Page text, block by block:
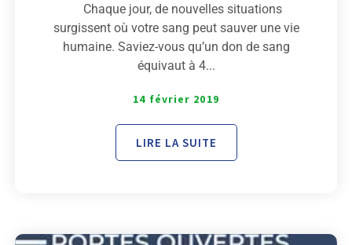
Chaque jour, de nouvelles situations
surgissent où votre sang peut sauver une vie
humaine. Saviez-vous qu’un don de sang
équivaut à 4...
14 février 2019
LIRE LA SUITE